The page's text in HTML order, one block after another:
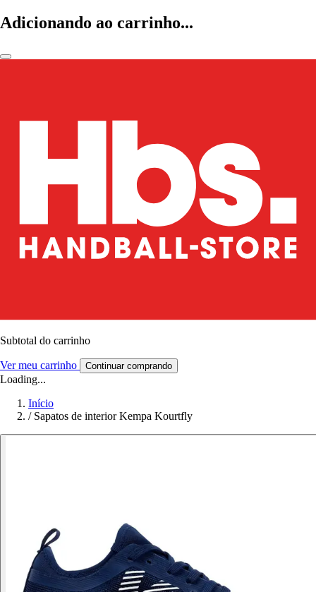
Adicionando ao carrinho...
Subtotal do carrinho
Ver meu carrinho Continuar comprando
Loading...
Início
/ Sapatos de interior Kempa Kourtfly